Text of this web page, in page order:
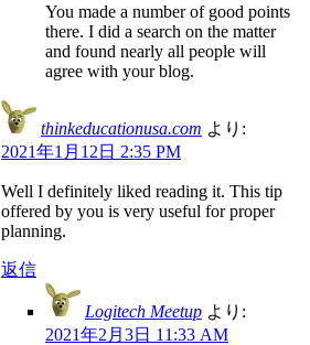
You made a number of good points
there. I did a search on the matter
and found nearly all people will
agree with your blog.
thinkeducationusa.com より:
2021年1月12日 2:35 PM
Well I definitely liked reading it. This tip
offered by you is very useful for proper
planning.
返信
Logitech Meetup より:
2021年2月3日 11:33 AM